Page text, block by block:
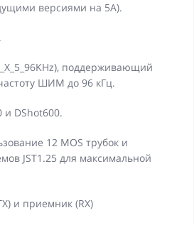
версиями на 5А).
поддерживающий
ШИМ до 96 кГц.
и DShot600.
12 MOS трубок и
JST1.25 для максимальной
и приемник (RX)